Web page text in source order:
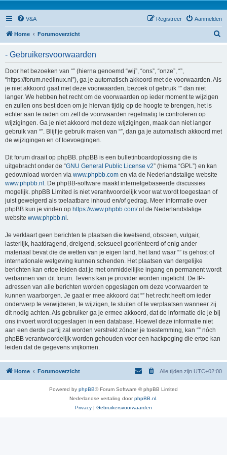
V&A Aanmelden
Registreer
Home Forumoverzicht
- Gebruikersvoorwaarden
Door het bezoeken van “” (hierna genoemd “wij”, “ons”, “onze”, “”,
“https://forum.nedlinux.nl”), ga je automatisch akkoord met de voorwaarden. Als
je niet akkoord gaat met deze voorwaarden, bezoek of gebruik “” dan niet
langer. We hebben het recht om de voorwaarden op ieder moment te wijzigen
en zullen ons best doen om je hiervan tijdig op de hoogte te brengen, het is
echter aan te raden om zelf de voorwaarden regelmatig te controleren op
wijzigingen. Ga je niet akkoord met deze wijzigingen, maak dan niet langer
gebruik van “”. Blijf je gebruik maken van “”, dan ga je automatisch akkoord met
de wijzigingen en of toevoegingen.
Dit forum draait op phpBB. phpBB is een bulletinboardoplossing die is
uitgebracht onder de “GNU General Public License v2” (hierna “GPL”) en kan
gedownload worden via www.phpbb.com en via de Nederlandstalige website
www.phpbb.nl . De phpBB-software maakt internetgebaseerde discussies
mogelijk. phpBB Limited is niet verantwoordelijk voor wat wordt toegestaan of
juist geweigerd als toelaatbare inhoud en/of gedrag. Meer informatie over
phpBB kun je vinden op https://www.phpbb.com/of de Nederlandstalige
website www.phpbb.nl .
Je verklaart geen berichten te plaatsen die kwetsend, obsceen, vulgair,
lasterlijk, haatdragend, dreigend, seksueel georiënteerd of enig ander
materiaal bevat die de wetten van je eigen land, het land waar “” is gehost of
internationale wetgeving kunnen schenden. Het plaatsen van dergelijke
berichten kan ertoe leiden dat je met onmiddellijke ingang en permanent wordt
verbannen van dit forum. Tevens kan je provider worden ingelicht. De IP-
adressen van alle berichten worden opgeslagen om deze voorwaarden te
kunnen waarborgen. Je gaat er mee akkoord dat “” het recht heeft om ieder
onderwerp te verwijderen, te wijzigen, te sluiten of te verplaatsen wanneer zij
dit nodig achten. Als gebruiker ga je ermee akkoord, dat de informatie die je bij
ons invoert wordt opgeslagen in een database. Hoewel deze informatie niet
aan een derde partij zal worden verstrekt zónder je toestemming, kan “” nóch
phpBB verantwoordelijk worden gehouden voor een hackpoging die ertoe kan
leiden dat de gegevens vrijkomen.
Home Forumoverzicht Alle tijden zijn UTC+02:00
Powered by phpBB® Forum Software © phpBB Limited
Nederlandse vertaling doorphpBB.nl
Privacy | Gebruikersvoorwaarden